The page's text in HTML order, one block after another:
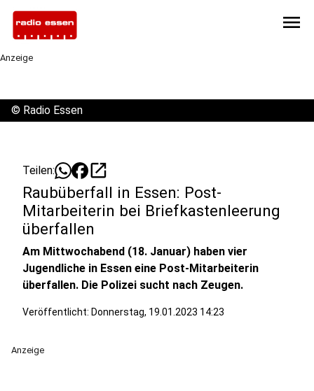
menu
Anzeige
© Radio Essen
Teilen: open_in_new
Raubüberfall in Essen: Post-
Mitarbeiterin bei Briefkastenleerung
überfallen
Am Mittwochabend (18. Januar) haben vier
Jugendliche in Essen eine Post-Mitarbeiterin
überfallen. Die Polizei sucht nach Zeugen.
Veröffentlicht: Donnerstag, 19.01.2023 14:23
Anzeige